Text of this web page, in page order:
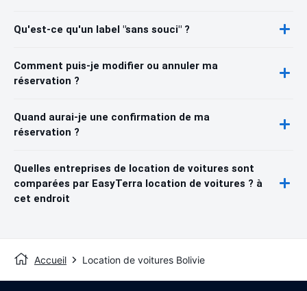
Qu'est-ce qu'un label "sans souci" ?
Comment puis-je modifier ou annuler ma
réservation ?
Quand aurai-je une confirmation de ma
réservation ?
Quelles entreprises de location de voitures sont
comparées par EasyTerra location de voitures ? à
cet endroit
Accueil Location de voitures Bolivie